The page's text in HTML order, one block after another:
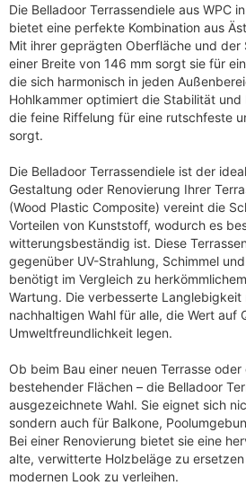
a
r
:
3
9
,
€
,
5
6
€
.
Die Belladoor Terrassendiele aus WPC
bietet eine perfekte Kombination aus
Mit ihrer geprägten Oberfläche und der
einer Breite von 146 mm sorgt sie für
die sich harmonisch in jeden
Hohlkammer optimiert die Stabilität
die feine Riffelung für eine rutschfeste
sorgt.
Die Belladoor Terrassendiele ist der
Gestaltung oder Renovierung Ihrer
(Wood Plastic Composite) vereint die
Vorteilen von Kunststoff, wodurch es
witterungsbeständig ist. Diese
gegenüber UV-Strahlung, Schimmel
benötigt im Vergleich zu
Wartung. Die verbesserte Langlebigkeit
nachhaltigen Wahl für alle, die Wert auf
Umweltfreundlichkeit legen.
Ob beim Bau einer neuen Terrasse
bestehender Flächen – die Belladoor
ausgezeichnete Wahl. Sie eignet sich
sondern auch für Balkone,
Bei einer Renovierung bietet sie eine
alte, verwitterte Holzbeläge zu
modernen Look zu verleihen.